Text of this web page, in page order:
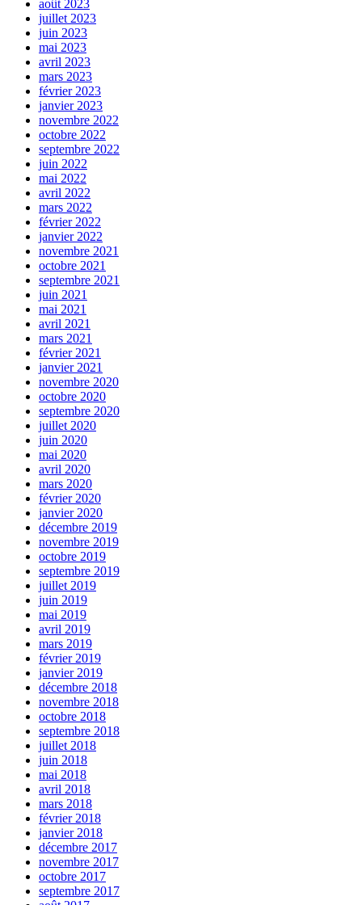
août 2023
juillet 2023
juin 2023
mai 2023
avril 2023
mars 2023
février 2023
janvier 2023
novembre 2022
octobre 2022
septembre 2022
juin 2022
mai 2022
avril 2022
mars 2022
février 2022
janvier 2022
novembre 2021
octobre 2021
septembre 2021
juin 2021
mai 2021
avril 2021
mars 2021
février 2021
janvier 2021
novembre 2020
octobre 2020
septembre 2020
juillet 2020
juin 2020
mai 2020
avril 2020
mars 2020
février 2020
janvier 2020
décembre 2019
novembre 2019
octobre 2019
septembre 2019
juillet 2019
juin 2019
mai 2019
avril 2019
mars 2019
février 2019
janvier 2019
décembre 2018
novembre 2018
octobre 2018
septembre 2018
juillet 2018
juin 2018
mai 2018
avril 2018
mars 2018
février 2018
janvier 2018
décembre 2017
novembre 2017
octobre 2017
septembre 2017